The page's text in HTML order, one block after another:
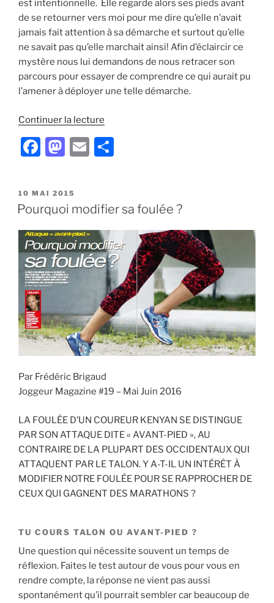
est intentionnelle. Elle regarde alors ses pieds avant
de se retourner vers moi pour me dire qu’elle n’avait
jamais fait attention à sa démarche et surtout qu’elle
ne savait pas qu’elle marchait ainsi! Afin d’éclaircir ce
mystère nous lui demandons de nous retracer son
parcours pour essayer de comprendre ce qui aurait pu
l’amener à déployer une telle démarche.
Continuer la lecture
Rai,
à
démarche
avant-
pied
douce
et
feutrée »
F
c
e
b
o
o
k
M
st
o
d
o
n
E
l
g
er
PUBLIÉ
LE
10 MAI 2015
Pourquoi modifier sa foulée ?
Par Frédéric Brigaud
Joggeur Magazine #19 – Mai Juin 2016
LA FOULÉE D’UN COUREUR KENYAN SE DISTINGUE
PAR SON ATTAQUE DITE « AVANT-PIED », AU
CONTRAIRE DE LA PLUPART DES OCCIDENTAUX QUI
ATTAQUENT PAR LE TALON. Y A-T-IL UN INTÉRÊT À
MODIFIER NOTRE FOULÉE POUR SE RAPPROCHER DE
CEUX QUI GAGNENT DES MARATHONS ?
TU COURS TALON OU AVANT-PIED ?
Une question qui nécessite souvent un temps de
réflexion. Faites le test autour de vous pour vous en
rendre compte, la réponse ne vient pas aussi
spontanément qu’il pourrait sembler car beaucoup de